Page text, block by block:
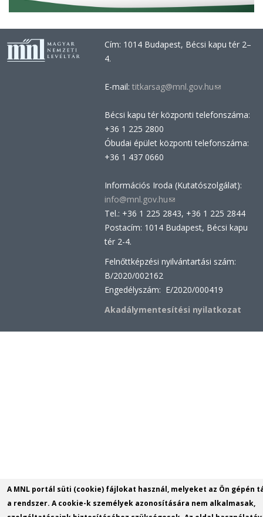
Cím: 1014 Budapest, Bécsi kapu tér 2–
4.
E-mail: titkarsag@mnl.gov.hu(link
e-
Bécsi kapu tér központi telefonszáma:
+36 1 225 2800
Óbudai épület központi telefonszáma:
+36 1 437 0660
Információs Iroda (Kutatószolgálat):
info@mnl.gov.hu(link
sends
e-
Tel.: +36 1 225 2843, +36 1 225 2844
Postacím: 1014 Budapest, Bécsi kapu
tér 2-4.
Felnőttképzési nyilvántartási szám:
B/2020/002162
Engedélyszám: E/2020/000419
Akadálymentesítési nyilatkozat
A MNL portál süti (cookie) fájlokat használ, melyeket az Ön gépén
a rendszer. A cookie-k személyek azonosítására nem alkalmasak,